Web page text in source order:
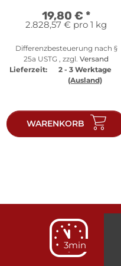
19,80 € *
2.828,57 € pro 1 kg
Differenzbesteuerung nach §
25a USTG , zzgl. Versand
Lieferzeit:
2 - 3 Werktage
(Ausland)
WARENKORB
3min